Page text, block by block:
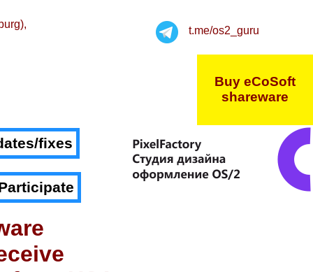
t.me/os2_guru
Buy eCoSoft
shareware
fixes